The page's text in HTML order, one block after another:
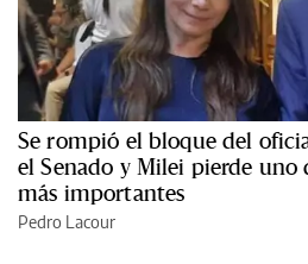
Se rompió el bloque del
el Senado y Milei pierde uno
más importantes
Pedro Lacour